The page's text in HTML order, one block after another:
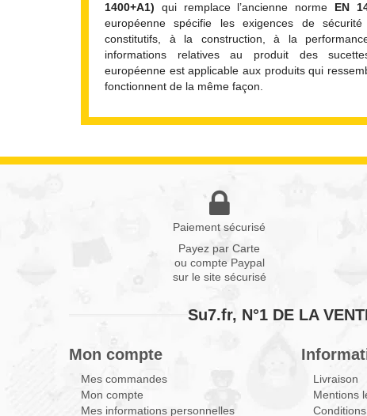
1400+A1) qui remplace l’ancienne norme EN
européenne spécifie les exigences de
constitutifs, à la construction, à la
informations relatives au produit des
européenne est applicable aux produits qui
fonctionnent de la même façon.
Paiement sécurisé
Payez par Carte
ou compte Paypal
sur le site sécurisé
Su7.fr, N°1 DE LA
Mon compte
Mes commandes
Mon compte
Mes informations personnelles
Livraison
Mentions